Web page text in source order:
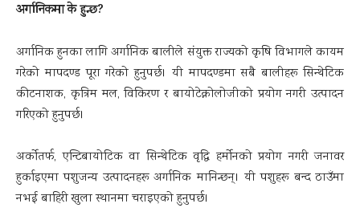
अर्गानिकमा के हुन्छ?
अर्गानिक हुनका लागि अर्गानिक बालीले संयुक्त राज्यको कृषि विभागले कायम
गरेको मापदण्ड पूरा गरेको हुनुपर्छ। यी मापदण्डमा सबै बालीहरू सिन्थेटिक
कीटनाशक, कृत्रिम मल, विकिरण र बायोटेक्नोलोजीको प्रयोग नगरी उत्पादन
गरिएको हुनुपर्छ।
अर्कोतर्फ, एन्टिबायोटिक वा सिन्थेटिक वृद्धि हर्मोनको प्रयोग नगरी जनावर
हुर्काइएमा पशुजन्य उत्पादनहरू अर्गानिक मानिन्छन्। यी पशुहरू बन्द ठाउँमा
नभई बाहिरी खुला स्थानमा चराइएको हुनुपर्छ।